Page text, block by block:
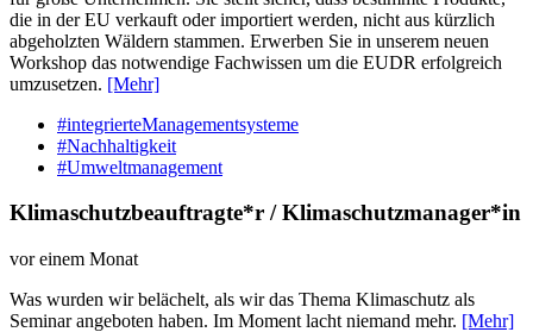
die in der EU verkauft oder importiert werden, nicht aus kürzlich
abgeholzten Wäldern stammen. Erwerben Sie in unserem neuen
Workshop das notwendige Fachwissen um die EUDR erfolgreich
umzusetzen. [Mehr]
#integrierteManagementsysteme
#Nachhaltigkeit
#Umweltmanagement
Klimaschutzbeauftragte*r / Klimaschutzmanager*in
vor einem Monat
Was wurden wir belächelt, als wir das Thema Klimaschutz als
Seminar angeboten haben. Im Moment lacht niemand mehr. [Mehr]